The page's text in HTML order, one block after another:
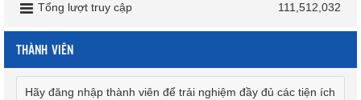
Tổng lượt truy cập
111,512,032
THÀNH VIÊN
Hãy đăng nhập thành viên để trải nghiệm đầy đủ các tiện ích